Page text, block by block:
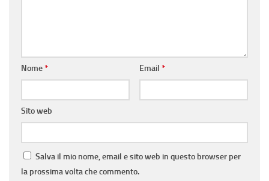
Nome* Email *
Sito web
Salva il mio nome, email e sito web in questo browser per
la prossima volta che commento.